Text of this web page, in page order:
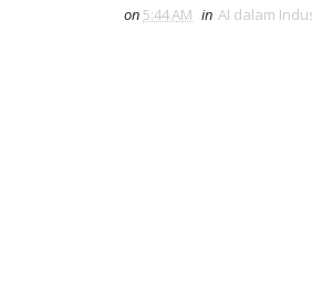
on 5:44 AM in AI dalam